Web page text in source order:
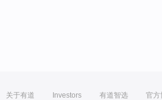
关于有道 Investors 有道智选 官方